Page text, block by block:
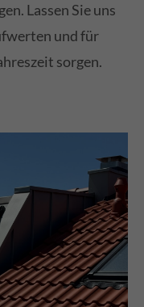
Lassen Sie uns
und für
sorgen.